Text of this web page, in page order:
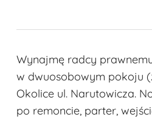
Wynajmę radcy
w dwuosobowym pokoju
Okolice ul. Narutowicza.
po remoncie, parter,